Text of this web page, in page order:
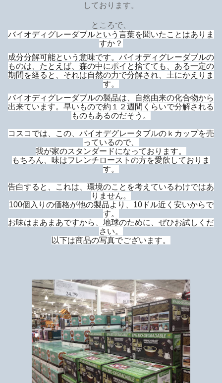
しております。
ところで、
バイオディグレーダブルという言葉を聞いたことはありま
すか？
成分分解可能という意味です。バイオディグレーダブルの
ものは、たとえば、森の中にポイと捨てても、ある一定の
期間を経ると、それは自然の力で分解され、土にかえりま
す。
バイオディグレーダブルの製品は、自然由来の化合物から
出来ています。早いもので約１２週間くらいで分解される
ものもあるのだそう。
コスコでは、この、バイオデグレータブルのｋカップを売
っているので、
我が家のスタンダードになっております。
もちろん、味はフレンチローストの方を愛飲しておりま
す。
告白すると、これは、環境のことを考えているわけではあ
りません。
100個入りの価格が他の製品より、10ドル近く安いからで
す。
お味はまあまあですから、地球のために、ぜひお試しくだ
さい。
以下は商品の写真でございます。